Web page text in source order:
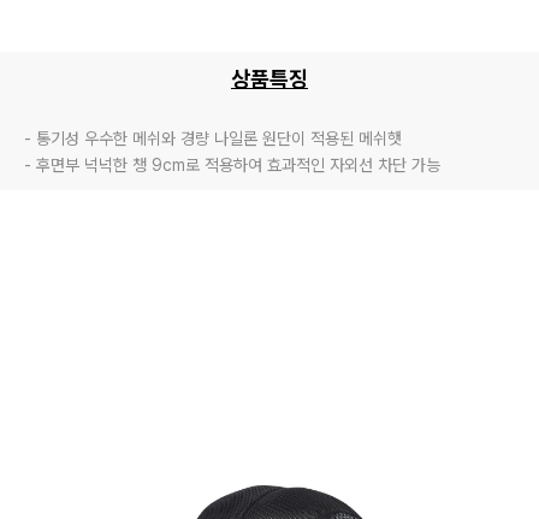
상품특징
- 통기성 우수한 메쉬와 경량 나일론 원단이 적용된 메쉬햇
- 후면부 넉넉한 챙 9cm로 적용하여 효과적인 자외선 차단 가능